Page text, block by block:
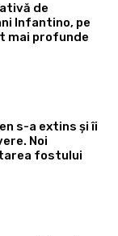
de
Infantino, pe
mai profunde
s-a extins și îi
Noi
fostului